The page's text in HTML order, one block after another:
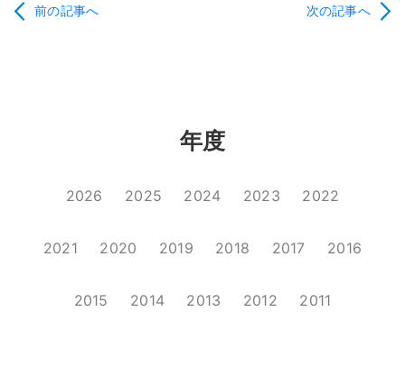
前の記事へ 次の記事へ
年度
2026 2025 2024 2023 2022
2021 2020 2019 2018 2017 2016
2015 2014 2013 2012 2011